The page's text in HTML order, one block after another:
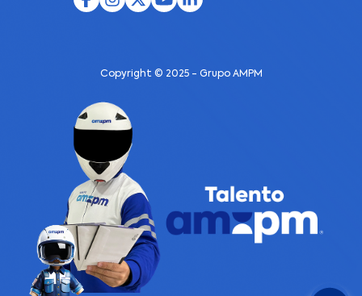
Copyright © 2025 - Grupo AMPM